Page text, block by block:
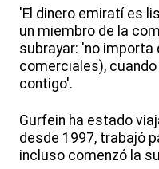
'El dinero emiratí es
un miembro de la
subrayar: 'no
comerciales),
contigo'.
Gurfein ha estado
desde 1997, trabajó
incluso comenzó la